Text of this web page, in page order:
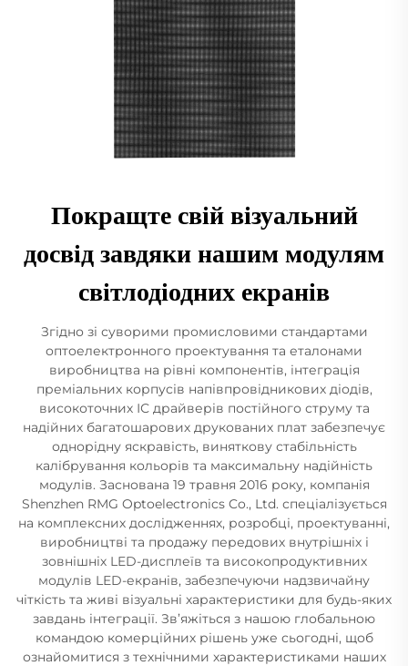
Покращте свій візуальний
досвід завдяки нашим модулям
світлодіодних екранів
Згідно зі суворими промисловими стандартами
оптоелектронного проектування та еталонами
виробництва на рівні компонентів, інтеграція
преміальних корпусів напівпровідникових діодів,
високоточних ІС драйверів постійного струму та
надійних багатошарових друкованих плат забезпечує
однорідну яскравість, виняткову стабільність
калібрування кольорів та максимальну надійність
модулів. Заснована 19 травня 2016 року, компанія
Shenzhen RMG Optoelectronics Co., Ltd. спеціалізується
на комплексних дослідженнях, розробці, проектуванні,
виробництві та продажу передових внутрішніх і
зовнішніх LED-дисплеїв та високопродуктивних
модулів LED-екранів, забезпечуючи надзвичайну
чіткість та живі візуальні характеристики для будь-яких
завдань інтеграції. Зв’яжіться з нашою глобальною
командою комерційних рішень уже сьогодні, щоб
ознайомитися з технічними характеристиками наших